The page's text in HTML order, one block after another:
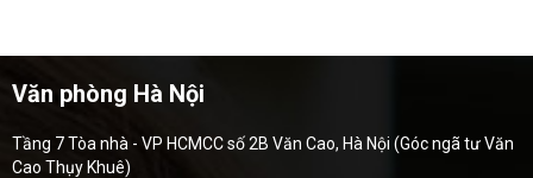
Văn phòng Hà Nội
Tầng 7 Tòa nhà - VP HCMCC số 2B Văn Cao, Hà Nội (Góc ngã tư Văn
Cao Thụy Khuê)